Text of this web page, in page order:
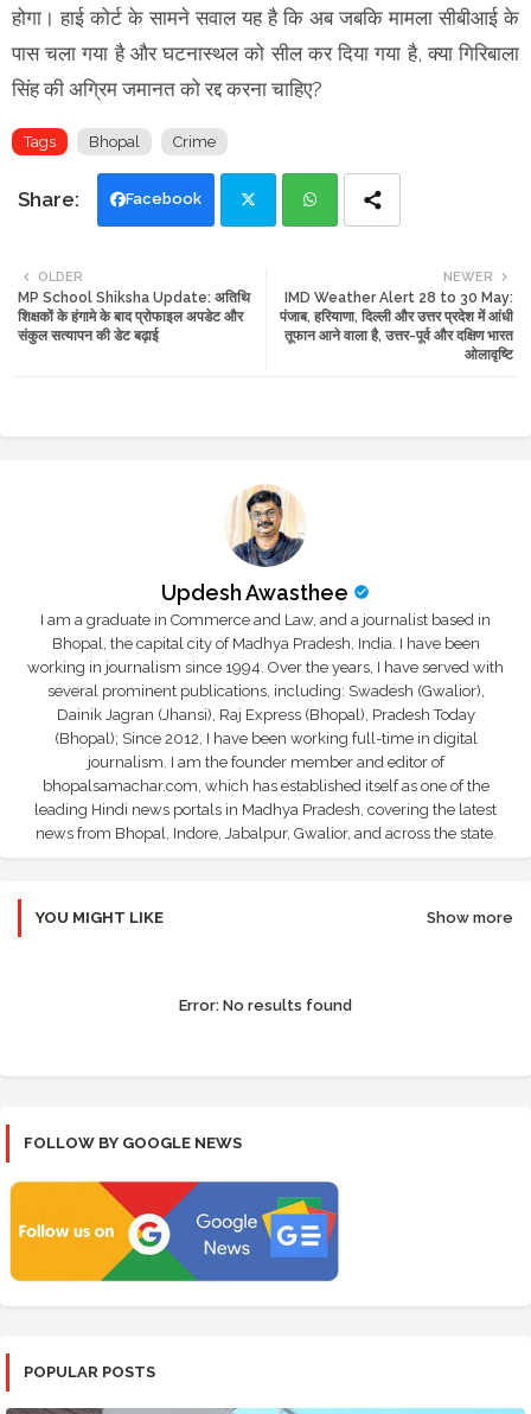
होगा। हाई कोर्ट के सामने सवाल यह है कि अब जबकि मामला सीबीआई के
पास चला गया है और घटनास्थल को सील कर दिया गया है, क्या गिरिबाला
सिंह की अग्रिम जमानत को रद्द करना चाहिए?
Tags Bhopal Crime
Facebook
tte ats
NEWER
IMD Weather Alert 28 to 30 May:
पंजाब, हरियाणा, दिल्ली और उत्तर प्रदेश में आंधी
तूफान आने वाला है, उत्तर-पूर्व और दक्षिण भारत
ओलावृष्टि
OLDER
MP School Shiksha Update: अतिथि
शिक्षकों के हंगामे के बाद प्रोफाइल अपडेट और
संकुल सत्यापन की डेट बढ़ाई
Updesh Awasthee
I am a graduate in Commerce and Law, and a journalist based in
Bhopal, the capital city of Madhya Pradesh, India. I have been
working in journalism since 1994. Over the years, I have served with
several prominent publications, including: Swadesh (Gwalior),
Dainik Jagran (Jhansi), Raj Express (Bhopal), Pradesh Today
(Bhopal); Since 2012, I have been working full-time in digital
journalism. I am the founder member and editor of
bhopalsamachar.com, which has established itself as one of the
leading Hindi news portals in Madhya Pradesh, covering the latest
news from Bhopal, Indore, Jabalpur, Gwalior, and across the state.
YOU MIGHT LIKE Show more
Error: No results found
FOLLOW BY GOOGLE NEWS
POPULAR POSTS